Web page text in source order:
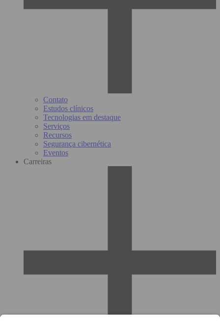
Contato
Estudos clínicos
Tecnologias em destaque
Serviços
Recursos
Segurança cibernética
Eventos
Carreiras